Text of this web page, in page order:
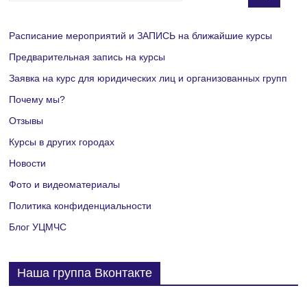
ц
и
я
М
е
р
о
р
Расписание мероприятий и ЗАПИСЬ на ближайшие курсы
Предварительная запись на курсы
Заявка на курс для юридических лиц и организованных групп
Почему мы?
Отзывы
Курсы в других городах
Новости
Фото и видеоматериалы
Политика конфиденциальности
Блог УЦМЧС
Наша группа Вконтакте